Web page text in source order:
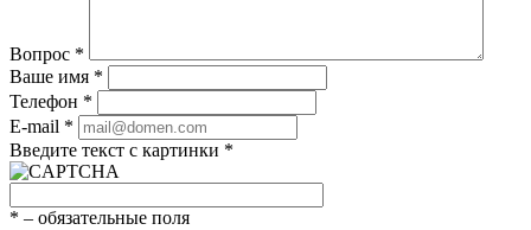
Вопрос *
Ваше имя *
Телефон *
E-mail *
Введите текст с картинки *
* – обязательные поля